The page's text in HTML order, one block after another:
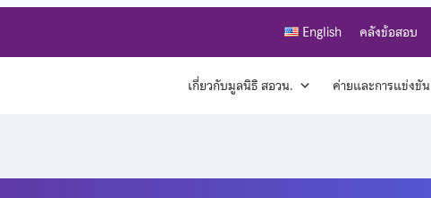
English คลังข้อสอบ
เกี่ยวกับมูลนิธิ สอวน. ค่ายและการแข่งขัน